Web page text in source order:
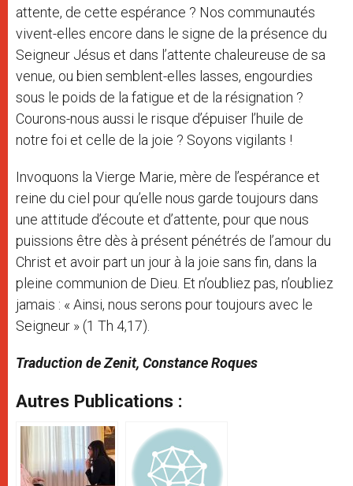
attente, de cette espérance ? Nos communautés
vivent-elles encore dans le signe de la présence du
Seigneur Jésus et dans l’attente chaleureuse de sa
venue, ou bien semblent-elles lasses, engourdies
sous le poids de la fatigue et de la résignation ?
Courons-nous aussi le risque d’épuiser l’huile de
notre foi et celle de la joie ? Soyons vigilants !
Invoquons la Vierge Marie, mère de l’espérance et
reine du ciel pour qu’elle nous garde toujours dans
une attitude d’écoute et d’attente, pour que nous
puissions être dès à présent pénétrés de l’amour du
Christ et avoir part un jour à la joie sans fin, dans la
pleine communion de Dieu. Et n’oubliez pas, n’oubliez
jamais : « Ainsi, nous serons pour toujours avec le
Seigneur » (1 Th 4,17).
Traduction de Zenit, Constance Roques
Autres Publications :